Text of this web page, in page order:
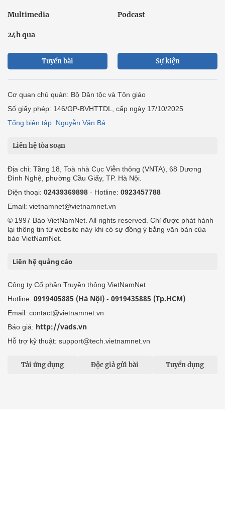
Multimedia Podcast
24h qua
Tuyến bài Sự kiện
Cơ quan chủ quản: Bộ Dân tộc và Tôn giáo
Số giấy phép: 146/GP-BVHTTDL, cấp ngày 17/10/2025
Tổng biên tập: Nguyễn Văn Bá
Liên hệ tòa soạn
Địa chỉ: Tầng 18, Toà nhà Cục Viễn thông (VNTA), 68 Dương
Đình Nghệ, phường Cầu Giấy, TP. Hà Nội.
Điện thoại: 02439369898 - Hotline: 0923457788
Email: vietnamnet@vietnamnet.vn
© 1997 Báo VietNamNet. All rights reserved. Chỉ được phát hành
lại thông tin từ website này khi có sự đồng ý bằng văn bản của
báo VietNamNet.
Liên hệ quảng cáo
Công ty Cổ phần Truyền thông VietNamNet
Hotline: 0919405885 (Hà Nội) - 0919435885 (Tp.HCM)
Email: contact@vietnamnet.vn
Báo giá: http://vads.vn
Hỗ trợ kỹ thuật: support@tech.vietnamnet.vn
Tải ứng dụng Độc giả gửi bài Tuyển dụng